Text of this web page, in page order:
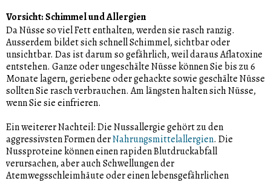
Vorsicht: Schimmel und Allergien
Da Nüsse so viel Fett enthalten, werden sie rasch ranzig.
Ausserdem bildet sich schnell Schimmel, sichtbar oder
unsichtbar. Das ist darum so gefährlich, weil daraus Aflatoxine
entstehen. Ganze oder ungeschälte Nüsse können Sie bis zu 6
Monate lagern, geriebene oder gehackte sowie geschälte Nüsse
sollten Sie rasch verbrauchen. Am längsten halten sich Nüsse,
wenn Sie sie einfrieren.
Ein weiterer Nachteil: Die Nussallergie gehört zu den
aggressivsten Formen derNahrungsmittelallergien. Die
Nussproteine können einen rapiden Blutdruckabfall
verursachen, aber auch Schwellungen der
Atemwegsschleimhäute oder einen lebensgefährlichen